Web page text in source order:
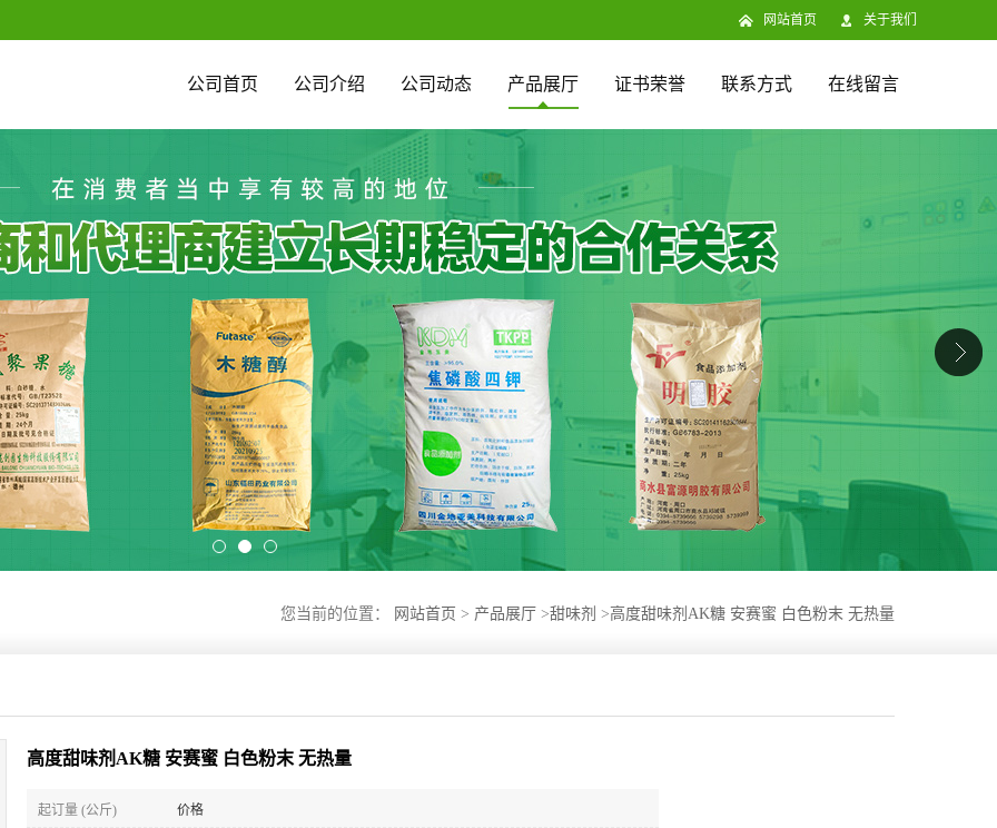
网站首页 关于我们
公司首页 公司介绍 公司动态 产品展厅 证书荣誉 联系方式 在线留言
您当前的位置： 网站首页 > 产品展厅 >甜味剂 >高度甜味剂AK糖 安赛蜜 白色粉末 无热量
高度甜味剂AK糖 安赛蜜 白色粉末 无热量
起订量 (公斤) 价格